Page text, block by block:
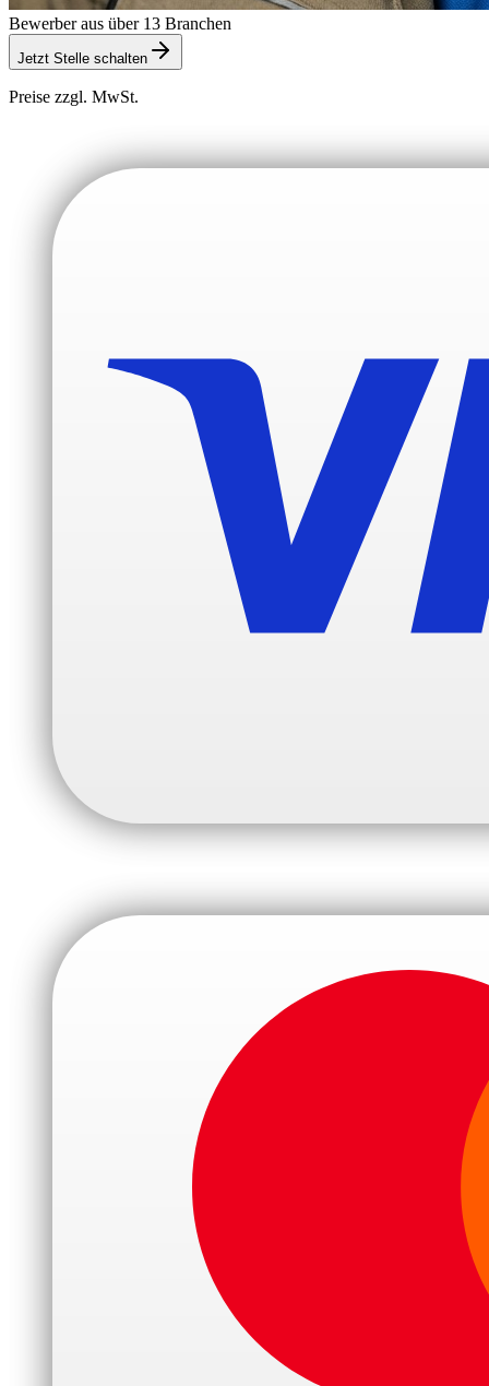
Bewerber aus über 13 Branchen
Jetzt Stelle schalten
Preise zzgl. MwSt.